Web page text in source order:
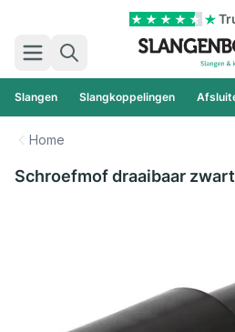
Zoek
Slangen Slangkoppelingen
Home
Schroefmof draaibaar